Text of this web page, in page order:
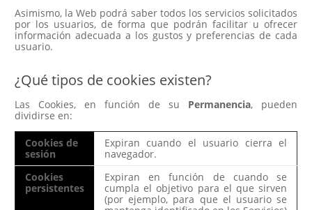
Asimismo, la Web podrá saber todos los servicios solicitados
por los usuarios, de forma que podrán facilitar u ofrecer
información adecuada a los gustos y preferencias de cada
usuario.
¿Qué tipos de cookies existen?
Las Cookies, en función de su Permanencia, pueden
dividirse en:
Cookies de
sesión
Expiran cuando el usuario cierra el
navegador.
Cookies
persistentes
Expiran en función de cuando se
cumpla el objetivo para el que sirven
(por ejemplo, para que el usuario se